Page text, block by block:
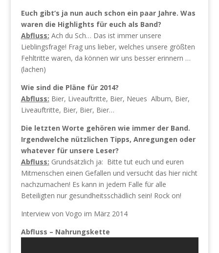
Euch gibt‘s ja nun auch schon ein paar Jahre. Was
waren die Highlights für euch als Band?
Abfluss: Ach du Sch… Das ist immer unsere
Lieblingsfrage! Frag uns lieber, welches unsere größten
Fehltritte waren, da können wir uns besser erinnern …
(lachen)
Wie sind die Pläne für 2014?
Abfluss: Bier, Liveauftritte, Bier, Neues Album, Bier,
Liveauftritte, Bier, Bier, Bier…
Die letzten Worte gehören wie immer der Band.
Irgendwelche nützlichen Tipps, Anregungen oder
whatever für unsere Leser?
Abfluss: Grundsätzlich ja: Bitte tut euch und euren
Mitmenschen einen Gefallen und versucht das hier nicht
nachzumachen! Es kann in jedem Falle für alle
Beteiligten nur gesundheitsschädlich sein! Rock on!
Interview von Vogo im März 2014
Abfluss – Nahrungskette